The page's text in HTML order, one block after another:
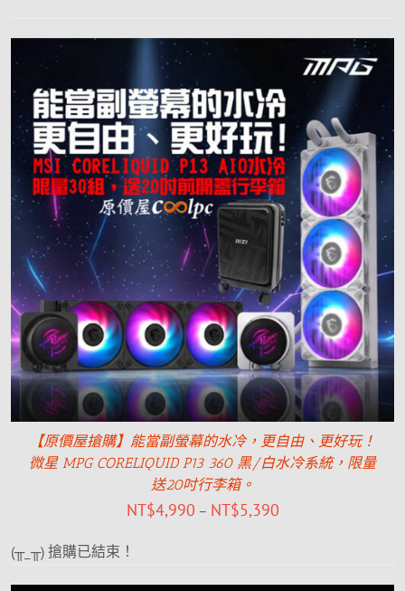
【原價屋搶購】能當副螢幕的水冷，更自由、更好玩！
微星 MPG CORELIQUID P13 360 黑/白水冷系統，限量
送20吋行李箱。
NT$4,990 – NT$5,390
(╥_╥) 搶購已結束！